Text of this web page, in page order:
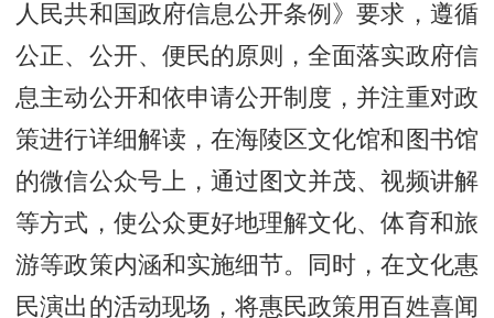
人民共和国政府信息公开条例》要求，遵循
公正、公开、便民的原则，全面落实政府信
息主动公开和依申请公开制度，并注重对政
策进行详细解读，在海陵区文化馆和图书馆
的微信公众号上，通过图文并茂、视频讲解
等方式，使公众更好地理解文化、体育和旅
游等政策内涵和实施细节。同时，在文化惠
民演出的活动现场，将惠民政策用百姓喜闻